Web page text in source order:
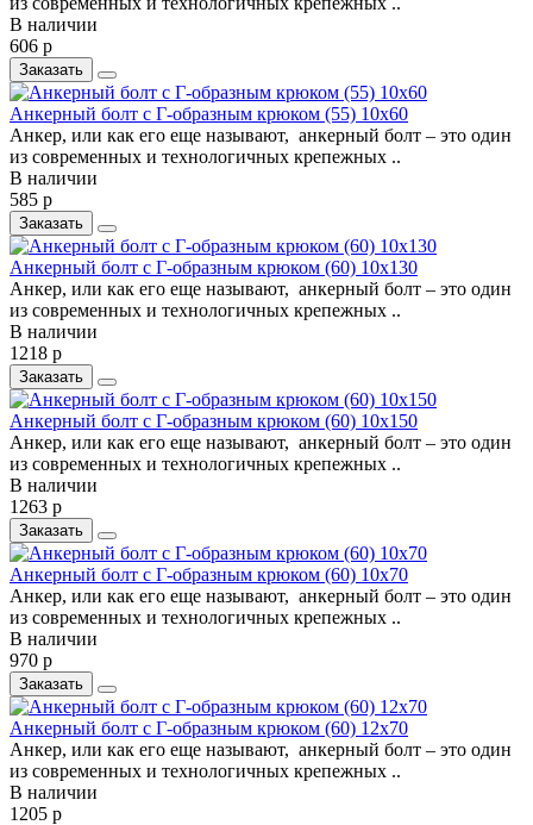
В наличии
606 р
Заказать
Анкерный болт c Г-образным крюком (55) 10х60
Анкер, или как его еще называют, анкерный болт – это один
из современных и технологичных крепежных ..
В наличии
585 р
Заказать
Анкерный болт c Г-образным крюком (60) 10х130
Анкер, или как его еще называют, анкерный болт – это один
из современных и технологичных крепежных ..
В наличии
1218 р
Заказать
Анкерный болт c Г-образным крюком (60) 10х150
Анкер, или как его еще называют, анкерный болт – это один
из современных и технологичных крепежных ..
В наличии
1263 р
Заказать
Анкерный болт c Г-образным крюком (60) 10х70
Анкер, или как его еще называют, анкерный болт – это один
из современных и технологичных крепежных ..
В наличии
970 р
Заказать
Анкерный болт c Г-образным крюком (60) 12х70
Анкер, или как его еще называют, анкерный болт – это один
из современных и технологичных крепежных ..
В наличии
1205 р